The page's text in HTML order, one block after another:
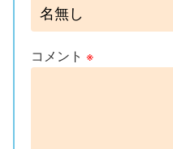
コメント ※